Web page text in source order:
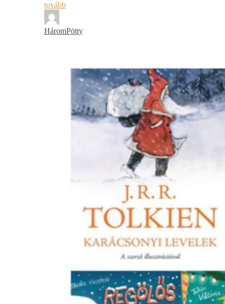
tovább
HáromPötty